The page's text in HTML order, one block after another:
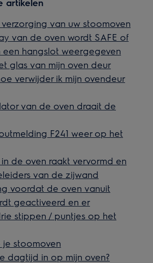
van uw stoomoven
van de oven wordt SAFE of
een hangslot weergegeven
glas van mijn oven deur
verwijder ik mijn ovendeur
van de oven draait de
F241 weer op het
de oven raakt vervormd en
van de zijwand
voordat de oven vanuit
geactiveerd en er
stippen / puntjes op het
je stoomoven
dagtijd in op mijn oven?